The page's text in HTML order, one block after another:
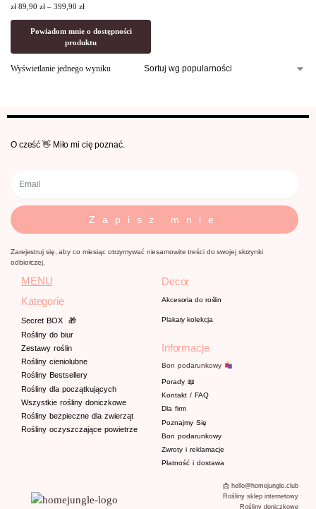
zł 89,90 zł – 399,90 zł
Powiadom mnie o dostępności
produktu
Wyświetlanie jednego wyniku
O cześć 👋 Miło mi cię poznać.
Zapisz mnie
Zarejestruj się, aby co miesiąc otrzymywać niesamowite treści do swojej skrzynki
odbiorczej.
MENU
Kategorie
Secret BOX
🎁
Rośliny do biur
Zestawy roślin
Rośliny cieniolubne
Rośliny Bestsellery
Rośliny dla początkujących
Wszystkie rośliny doniczkowe
Rośliny bezpieczne dla zwierząt
Rośliny oczyszczające powietrze
Decor
Akcesoria do roślin
Plakaty kolekcja
Informacje
Bon podarunkowy
Porady 📖
Kontakt / FAQ
Dla firm
Poznajmy Się
Bon podarunkowy
Zwroty i reklamacje
Płatność i dostawa
📩 hello@homejungle.club
Rośliny sklep internetowy
Rośliny doniczkowe